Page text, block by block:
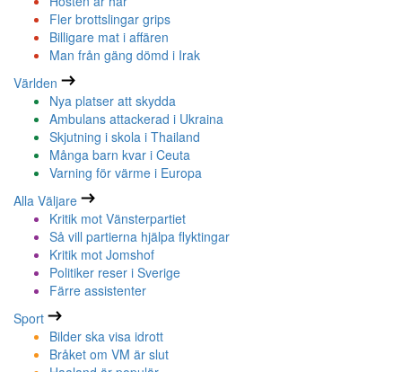
Fler brottslingar grips
Billigare mat i affären
Man från gäng dömd i Irak
Världen
Nya platser att skydda
Ambulans attackerad i Ukraina
Skjutning i skola i Thailand
Många barn kvar i Ceuta
Varning för värme i Europa
Alla Väljare
Kritik mot Vänsterpartiet
Så vill partierna hjälpa flyktingar
Kritik mot Jomshof
Politiker reser i Sverige
Färre assistenter
Sport
Bilder ska visa idrott
Bråket om VM är slut